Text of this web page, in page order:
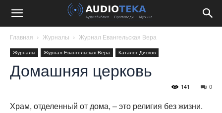
Главная Журналы Журнал Евангельская Вера
Журналы Журнал Евангельская Вера Каталог Дисков
Домашняя церковь
0
141
Храм, отделенный от дома, – это религия без жизни.